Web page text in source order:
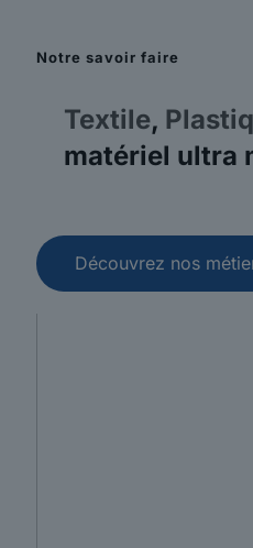
Notre savoir faire
Textile,
matériel ultra
Découvrez nos